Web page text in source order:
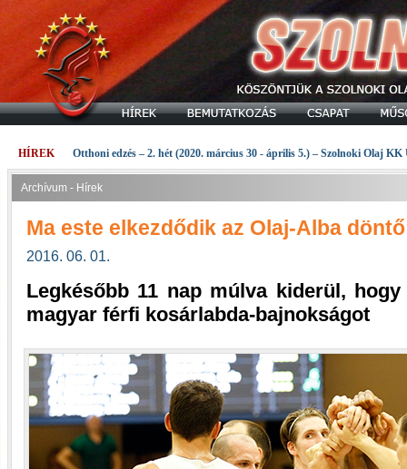
HÍREK Otthoni edzés – 2. hét (2020. március 30 - április 5.) – Szolnoki Olaj KK
Archívum - Hírek
Ma este elkezdődik az Olaj-Alba döntő
2016. 06. 01.
Legkésőbb 11 nap múlva kiderül,
magyar férfi kosárlabda-bajnokságot